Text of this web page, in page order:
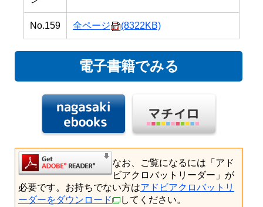
No.159 全ページ (8322KB)
電子書籍でみる
なお、ご覧になるには「アド
ビアクロバットリーダー」が
必要です。お持ちでない方はアドビアクロバットリ
ーダーをダウンロード
してください。